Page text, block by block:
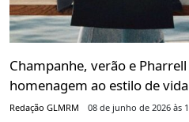
Champanhe, verão e
homenagem ao estilo de
Redação GLMRM 08 de junho de 2026 às